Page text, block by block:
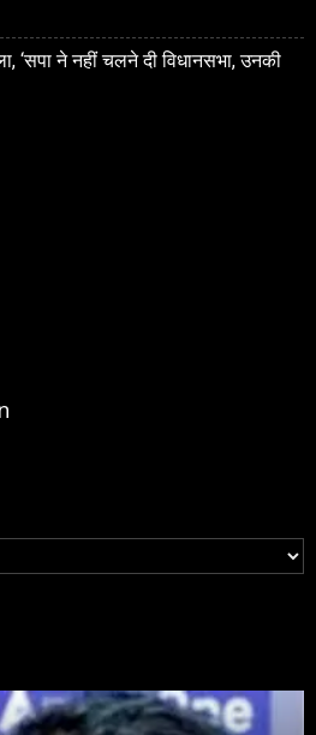
‘सपा ने नहीं चलने दी विधानसभा, उनकी